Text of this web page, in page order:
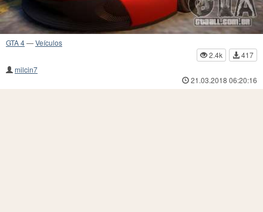
GTA 4—Veículos
2.4k
417
milcin7
21.03.2018 06:20:16